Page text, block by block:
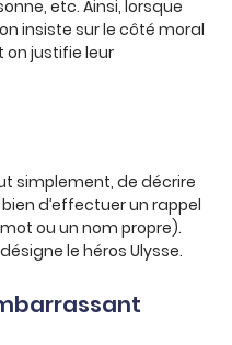
etc. Ainsi, lorsque
insiste sur le côté moral
on justifie leur
simplement, de décrire
d’effectuer un rappel
ou un nom propre).
le héros Ulysse.